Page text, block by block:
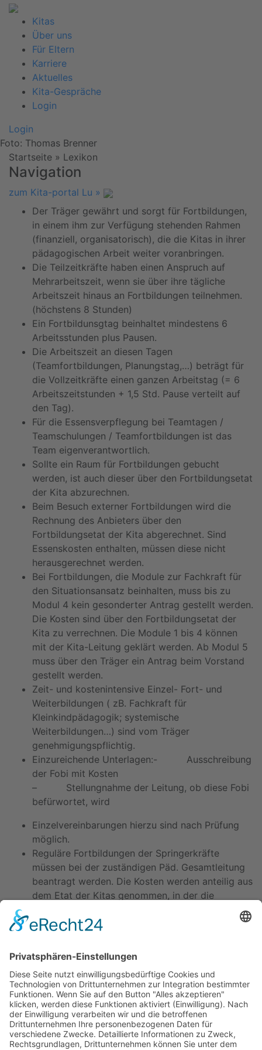
Kitas
Über uns
Für Eltern
Karriere
Aktuelles
Kita-Gespräche
Login
Login
Foto: Thomas Brenner
Startseite » Lexikon
Navigation
zum Kita-portal Lu »
Der Träger gewährt und sorgt für Fortbildungen,
in einem ihm zur Verfügung stehenden Rahmen
(finanziell, organisatorisch), die die Kitas in ihrer
pädagogischen Arbeit weiter voranbringen.
Die Teilzeitkräfte haben einen Anspruch auf
Mehrarbeitszeit, wenn sie über ihre tägliche
Arbeitszeit hinaus an Fortbildungen teilnehmen.
(höchstens 8 Stunden)
Ein Fortbildunsgtag beinhaltet mindestens 6
Arbeitsstunden plus Pausen.
Die Arbeitszeit an diesen Tagen
(Teamfortbildungen, Planungstag,…) beträgt für
die Vollzeitkräfte einen ganzen Arbeitstag (= 6
Arbeitszeitstunden + 1,5 Std. Pause verteilt auf
den Tag).
Für die Essensverpflegung bei Teamtagen /
Teamschulungen / Teamfortbildungen ist das
Team eigenverantwortlich.
Sollte ein Raum für Fortbildungen gebucht
werden, ist auch dieser über den Fortbildungsetat
der Kita abzurechnen.
Beim Besuch externer Fortbildungen wird die
Rechnung des Anbieters über den
Fortbildungsetat der Kita abgerechnet. Sind
Essenskosten enthalten, müssen diese nicht
herausgerechnet werden.
Bei Fortbildungen, die Module zur Fachkraft für
den Situationsansatz beinhalten, muss bis zu
Modul 4 kein gesonderter Antrag gestellt werden.
Die Kosten sind über den Fortbildungsetat der
Kita zu verrechnen. Die Module 1 bis 4 können
mit der Kita-Leitung geklärt werden. Ab Modul 5
muss über den Träger ein Antrag beim Vorstand
gestellt werden.
Zeit- und kostenintensive Einzel- Fort- und
Weiterbildungen ( zB. Fachkraft für
Kleinkindpädagogik; systemische
Weiterbildungen…) sind vom Träger
genehmigungspflichtig.
Einzureichende Unterlagen:- Ausschreibung
der Fobi mit Kosten
– Stellungnahme der Leitung, ob diese Fobi
befürwortet, wird
Einzelvereinbarungen hierzu sind nach Prüfung
möglich.
Reguläre Fortbildungen der Springerkräfte
müssen bei der zuständigen Päd. Gesamtleitung
beantragt werden. Die Kosten werden anteilig aus
dem Etat der Kitas genommen, in der die
Kosten angefallen sind.
Kitas
Übersicht
Über uns
Struktur
Team
Suche nach neuen Fachkräften